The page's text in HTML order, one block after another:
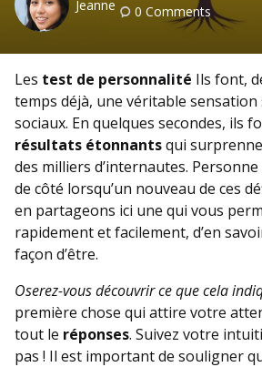
Posted
Jeanne 0 Comments
Les test de personnalité Ils font,
temps déjà, une véritable
sociaux. En quelques secondes, ils
résultats étonnantsqui
des milliers d’internautes.
de côté lorsqu’un nouveau de ces
en partageons ici une qui vous
rapidement et facilement, d’en
façon d’être.
Oserez-vous découvrir ce que cela
première chose qui attire votre
tout le réponses. Suivez votre
pas ! Il est important de souligner